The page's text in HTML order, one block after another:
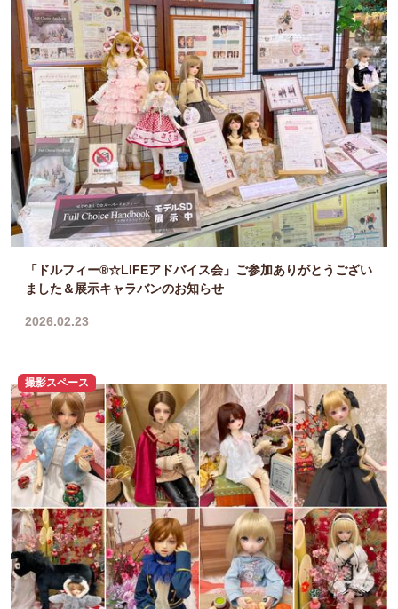
「ドルフィー®☆LIFEアドバイス会」ご参加ありがとうござい
ました＆展示キャラバンのお知らせ
2026.02.23
撮影スペース